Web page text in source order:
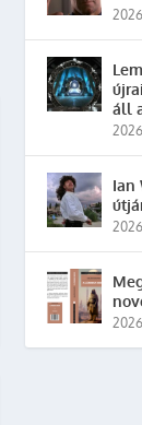
áll
Ian